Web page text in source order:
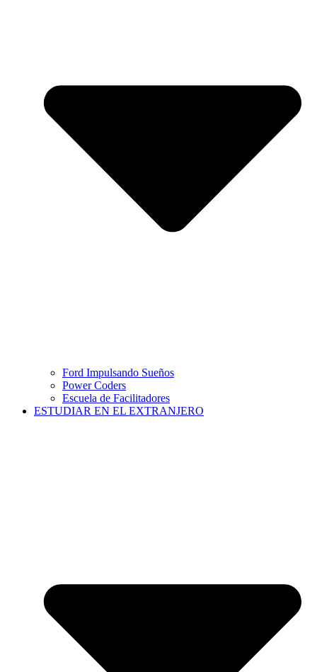
Ford Impulsando Sueños
Power Coders
Escuela de Facilitadores
ESTUDIAR EN EL EXTRANJERO